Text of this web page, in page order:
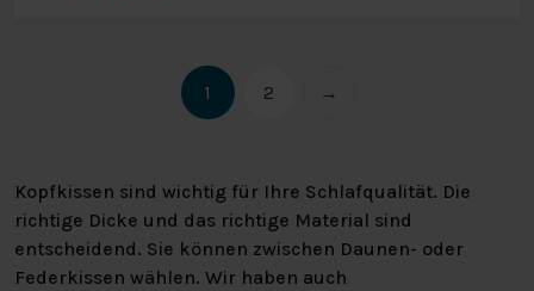
1 2 →
Kopfkissen sind wichtig für Ihre Schlafqualität. Die
richtige Dicke und das richtige Material sind
entscheidend. Sie können zwischen Daunen- oder
Federkissen wählen. Wir haben auch